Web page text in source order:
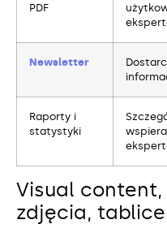
PDF
Newsletter
Raporty i
statystyki
Visual
zdjęcia,